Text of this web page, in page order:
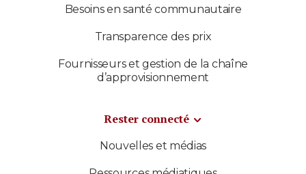
Besoins en santé communautaire
Transparence des prix
Fournisseurs et gestion de la chaîne
d’approvisionnement
Rester connecté
Nouvelles et médias